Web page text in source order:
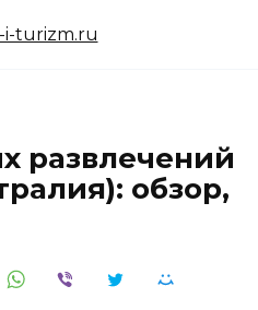
развлечений
обзор,